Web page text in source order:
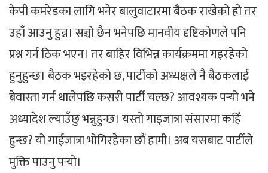
केपी कमरेडका लागि भनेर बालुवाटारमा बैठक राखेको हो तर
उहाँ आउनु हुन्न। सञ्चो छैन भनेपछि मानवीय दृष्टिकोणले पनि
प्रश्न गर्न ठिक भएन। तर बाहिर विभिन्न कार्यक्रममा गइरहेको
हुनुहुन्छ। बैठक भइरहेको छ, पार्टीको अध्यक्षले नै बैठकलाई
बेवास्ता गर्न थालेपछि कसरी पार्टी चल्छ? आवश्यक पर्‍यो भने
अध्यादेश ल्याउँछु भन्नुहुन्छ। यस्तो गाइजात्रा संसारमा कहिँ
हुन्छ? यो गाईजात्रा भोगिरहेका छौं हामी। अब यसबाट पार्टीले
मुक्ति पाउनु पर्‍यो।